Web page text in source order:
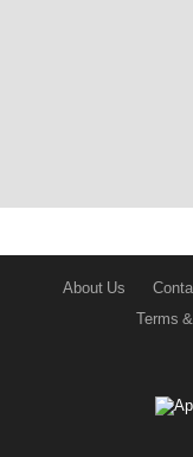
About Us
Terms